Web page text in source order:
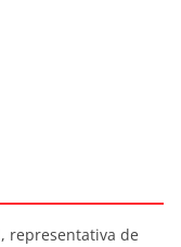
representativa de